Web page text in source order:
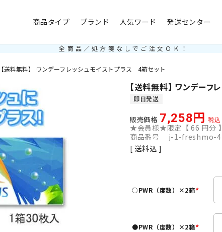
商品タイプ ブランド 人気ワード 発送センター
全商品／処方箋なしでご注文ＯＫ！
【送料無料】 ワンデーフレッシュモイストプラス 4箱セット
【送料無料】 ワンデー
即日発送
販売価格 7,258 税込
★会員様★限定【 66 円分
商品番号
j-1-freshmo-4
送料込
○PWR（度数）×2箱
)
●PWR（度数）×2箱